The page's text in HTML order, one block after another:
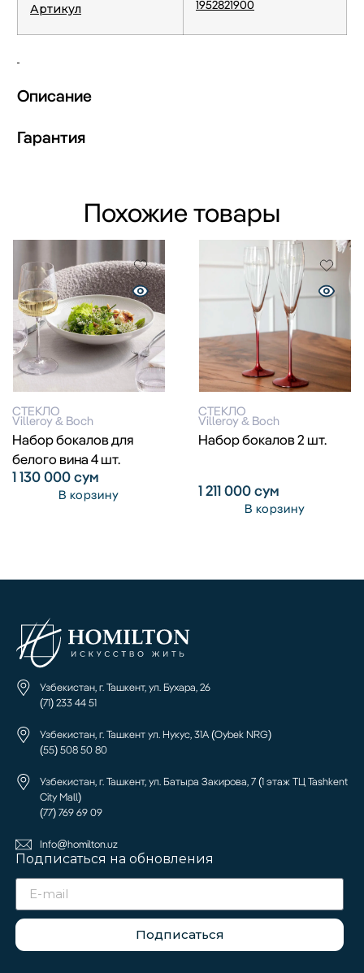
Артикул 1952821900
Описание
Гарантия
Похожие товары
СТЕКЛО
Villeroy & Boch
Набор бокалов для
белого вина 4 шт.
1 130 000сум
В корзину
СТЕКЛО
Villeroy & Boch
Набор бокалов 2 шт.
1 211 000сум
В корзину
Узбекистан, г. Ташкент, ул. Бухара, 26
(71) 233 44 51
Узбекистан, г. Ташкент ул. Нукус, 31А (Oybek NRG)
(55) 508 50 80
Узбекистан, г. Ташкент, ул. Батыра Закирова, 7 (1 этаж ТЦ Tashkent
City Mall)
(77) 769 69 09
Info@homilton.uz
Подписаться на обновления
Подписаться